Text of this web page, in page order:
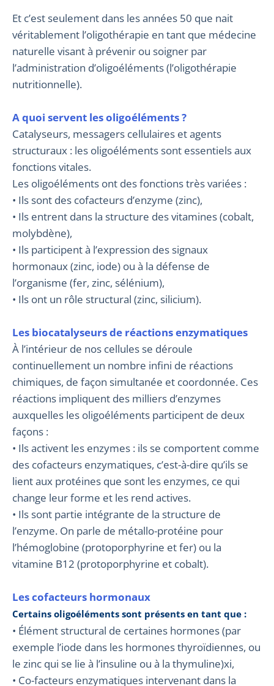
Et c’est seulement dans les années 50 que nait
véritablement l’oligothérapie en tant que médecine
naturelle visant à prévenir ou soigner par
l’administration d’oligoéléments (l’oligothérapie
nutritionnelle).
A quoi servent les oligoéléments ?
Catalyseurs, messagers cellulaires et agents
structuraux : les oligoéléments sont essentiels aux
fonctions vitales.
Les oligoéléments ont des fonctions très variées :
• Ils sont des cofacteurs d’enzyme (zinc),
• Ils entrent dans la structure des vitamines (cobalt,
molybdène),
• Ils participent à l’expression des signaux
hormonaux (zinc, iode) ou à la défense de
l’organisme (fer, zinc, sélénium),
• Ils ont un rôle structural (zinc, silicium).
Les biocatalyseurs de réactions enzymatiques
À l’intérieur de nos cellules se déroule
continuellement un nombre infini de réactions
chimiques, de façon simultanée et coordonnée. Ces
réactions impliquent des milliers d’enzymes
auxquelles les oligoéléments participent de deux
façons :
• Ils activent les enzymes : ils se comportent comme
des cofacteurs enzymatiques, c’est-à-dire qu’ils se
lient aux protéines que sont les enzymes, ce qui
change leur forme et les rend actives.
• Ils sont partie intégrante de la structure de
l’enzyme. On parle de métallo-protéine pour
l’hémoglobine (protoporphyrine et fer) ou la
vitamine B12 (protoporphyrine et cobalt).
Les cofacteurs hormonaux
Certains oligoéléments sont présents en tant que :
• Élément structural de certaines hormones (par
exemple l’iode dans les hormones thyroïdiennes, ou
le zinc qui se lie à l’insuline ou à la thymuline)xi,
• Co-facteurs enzymatiques intervenant dans la